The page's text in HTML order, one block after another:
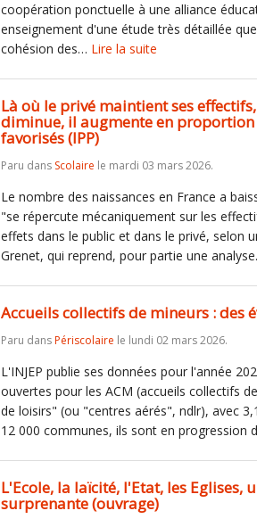
coopération ponctuelle à une alliance
enseignement d'une étude très détaillée
cohésion des… Lire la suite
Là où le privé maintient ses
diminue, il augmente en
favorisés (IPP)
Paru dans Scolaire le mardi 03 mars 2026.
Le nombre des naissances en France a
"se répercute mécaniquement sur les
effets dans le public et dans le privé, selon
Grenet, qui reprend, pour partie une
Accueils collectifs de mineurs : des
Paru dansPériscolaire le lundi 02 mars 2026.
L'INJEP publie ses données pour l'année
ouvertes pour les ACM (accueils collectifs
de loisirs" (ou "centres aérés", ndlr), avec
12 000 communes, ils sont en progression
L'Ecole, la laïcité, l'Etat, les Eglises,
surprenante (ouvrage)